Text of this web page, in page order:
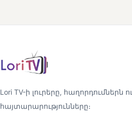
Lori TV-ի լուրերը, հաղորդումներն ու
հայտարարությունները։